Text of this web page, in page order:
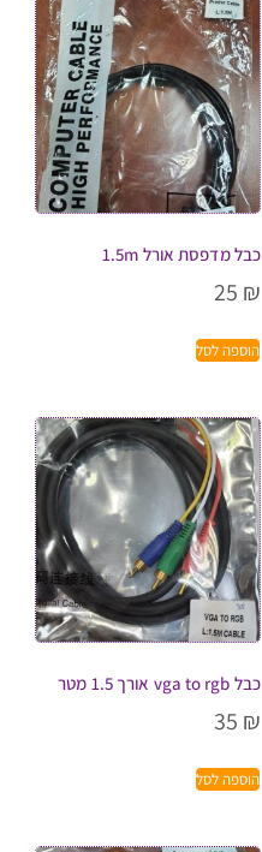
כבל מדפסת אורל 1.5m
25 ₪
הוספה לסל
כבל vga to rgb אורך 1.5 מטר
35 ₪
הוספה לסל